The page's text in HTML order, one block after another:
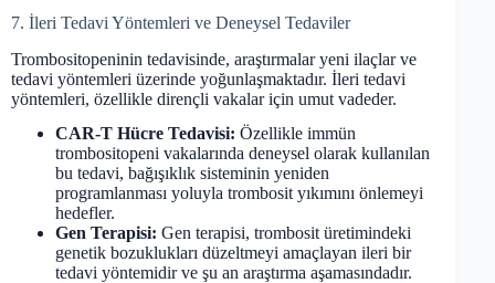
7. İleri Tedavi Yöntemleri ve Deneysel Tedaviler
Trombositopeninin tedavisinde, araştırmalar yeni ilaçlar ve
tedavi yöntemleri üzerinde yoğunlaşmaktadır. İleri tedavi
yöntemleri, özellikle dirençli vakalar için umut vadeder.
CAR-T Hücre Tedavisi: Özellikle immün
trombositopeni vakalarında deneysel olarak kullanılan
bu tedavi, bağışıklık sisteminin yeniden
programlanması yoluyla trombosit yıkımını önlemeyi
hedefler.
Gen Terapisi: Gen terapisi, trombosit üretimindeki
genetik bozuklukları düzeltmeyi amaçlayan ileri bir
tedavi yöntemidir ve şu an araştırma aşamasındadır.